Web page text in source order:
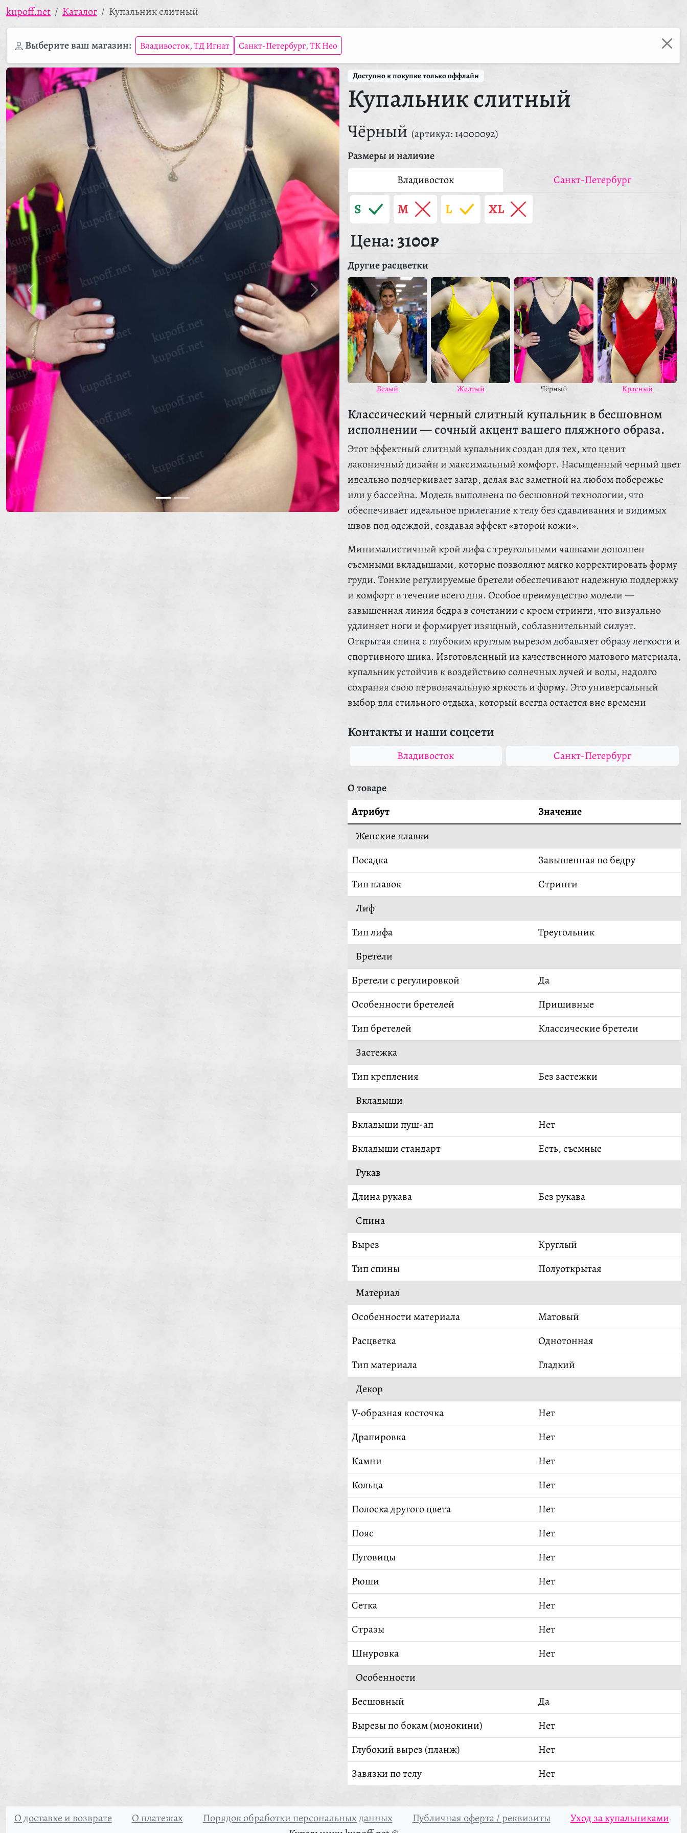
kupoff.net Каталог Купальник слитный
Выберите ваш магазин: Владивосток, ТД Игнат Санкт-Петербург, ТК Нео
Доступно к покупке только оффлайн
Купальник слитный
Чёрный (артикул: 14000092)
Размеры и наличие
Владивосток
Санкт-Петербург
S M L XL
Цена:3100₽
Другие расцветки
Белый Желтый Чёрный Красный
Классический черный слитный купальник в бесшовном
исполнении — сочный акцент вашего пляжного образа.
Этот эффектный слитный купальник создан для тех, кто ценит
лаконичный дизайн и максимальный комфорт. Насыщенный черный цвет
идеально подчеркивает загар, делая вас заметной на любом побережье
или у бассейна. Модель выполнена по бесшовной технологии, что
обеспечивает идеальное прилегание к телу без сдавливания и видимых
швов под одеждой, создавая эффект «второй кожи».
Минималистичный крой лифа с треугольными чашками дополнен
съемными вкладышами, которые позволяют мягко корректировать форму
груди. Тонкие регулируемые бретели обеспечивают надежную поддержку
и комфорт в течение всего дня. Особое преимущество модели —
завышенная линия бедра в сочетании с кроем стринги, что визуально
удлиняет ноги и формирует изящный, соблазнительный силуэт.
Открытая спина с глубоким круглым вырезом добавляет образу легкости и
спортивного шика. Изготовленный из качественного матового материала,
купальник устойчив к воздействию солнечных лучей и воды, надолго
сохраняя свою первоначальную яркость и форму. Это универсальный
выбор для стильного отдыха, который всегда остается вне времени
Контакты и наши соцсети
Владивосток Санкт-Петербург
О товаре
Атрибут
Значение
Женские плавки
Посадка
Завышенная по бедру
Тип плавок
Стринги
Лиф
Тип лифа
Треугольник
Бретели
Бретели с регулировкой
Да
Особенности бретелей
Пришивные
Тип бретелей
Классические бретели
Застежка
Тип крепления
Без застежки
Вкладыши
Вкладыши пуш-ап
Нет
Вкладыши стандарт
Есть, съемные
Рукав
Длина рукава
Без рукава
Спина
Вырез
Круглый
Тип спины
Полуоткрытая
Материал
Особенности материала
Матовый
Расцветка
Однотонная
Тип материала
Гладкий
Декор
V-образная косточка
Нет
Драпировка
Нет
Камни
Нет
Кольца
Нет
Полоска другого цвета
Нет
Пояс
Нет
Пуговицы
Нет
Рюши
Нет
Сетка
Нет
Стразы
Нет
Шнуровка
Нет
Особенности
Бесшовный
Да
Вырезы по бокам (монокини)
Нет
Глубокий вырез (планж)
Нет
Завязки по телу
Нет
О доставке и возврате О платежах Порядок обработки персональных данных Публичная оферта / реквизиты
Уход за купальниками